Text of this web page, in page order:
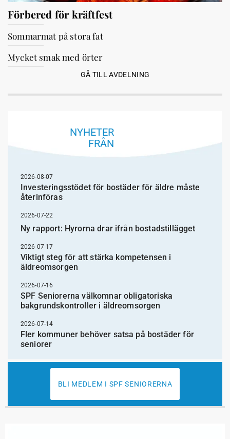
Förbered för kräftfest
Sommarmat på stora fat
Mycket smak med örter
GÅ TILL AVDELNING
NYHETER
FRÅN
2026-08-07
Investeringsstödet för bostäder för äldre måste
återinföras
2026-07-22
Ny rapport: Hyrorna drar ifrån bostadstillägget
2026-07-17
Viktigt steg för att stärka kompetensen i
äldreomsorgen
2026-07-16
SPF Seniorerna välkomnar obligatoriska
bakgrundskontroller i äldreomsorgen
2026-07-14
Fler kommuner behöver satsa på bostäder för
seniorer
BLI MEDLEM I SPF SENIORERNA